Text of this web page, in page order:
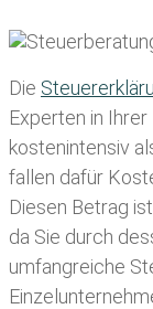
Die
Experten in
kostenintensiv
fallen dafür
Diesen Betrag
da Sie durch
umfangreiche